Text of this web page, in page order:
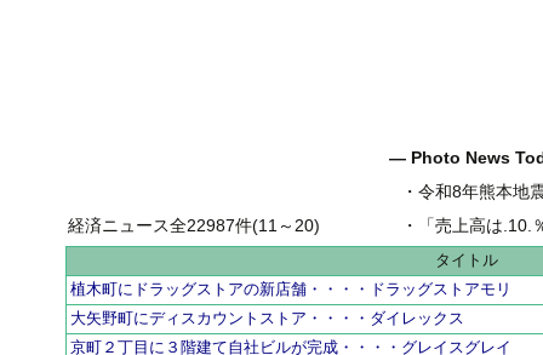
― Photo News
・令和8年熊本地
・
「売上高は.10.％増の
経済ニュース全22987件(11～20)
タイトル
植木町にドラッグストアの新店舗・・・・ドラッグストアモリ
大矢野町にディスカウントストア・・・・ダイレックス
京町２丁目に３階建て自社ビルが完成・・・・グレイスグレイ